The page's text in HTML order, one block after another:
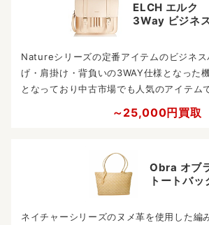
ELCH エルク
3Way ビジネ
Natureシリーズの定番アイテムのビジネス
げ・肩掛け・背負いの3WAY仕様となった
となっており中古市場でも人気のアイテム
～25,000円買取
Obra オブ
トートバッ
ネイチャーシリーズのヌメ革を使用した編